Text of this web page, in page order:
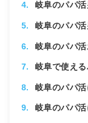
岐阜のパパ
岐阜のパパ
岐阜のパパ
岐阜で使え
岐阜のパパ
岐阜のパパ